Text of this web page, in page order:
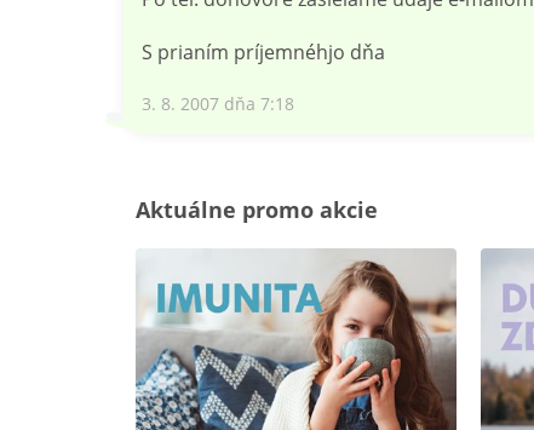
S prianím príjemnéhjo dňa
3. 8. 2007 dňa 7:18
Aktuálne promo akcie